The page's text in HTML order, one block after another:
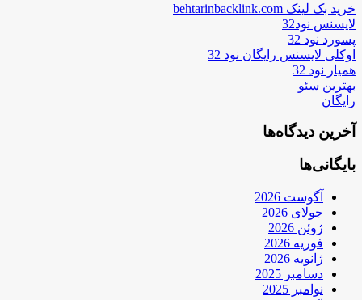
خرید بک لینک behtarinbacklink.com
لایسنس نود32
پسورد نود 32
اوکلی لایسنس رایگان نود 32
همیار نود 32
بهترین سئو
رایگان
آخرین دیدگاه‌ها
بایگانی‌ها
آگوست 2026
جولای 2026
ژوئن 2026
فوریه 2026
ژانویه 2026
دسامبر 2025
نوامبر 2025